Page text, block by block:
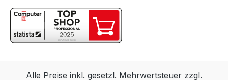
Alle Preise inkl. gesetzl. Mehrwertsteuer zzgl.